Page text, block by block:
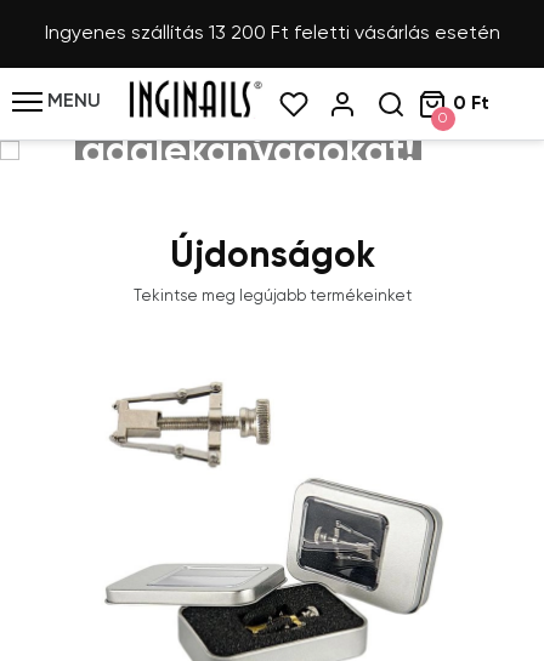
Ingyenes szállítás 13 200 Ft feletti vásárlás esetén
MENU
0
0 Ft
folyékony
adalékanyagokat!
VÁSÁRLÁSÚjdonságok
Tekintse meg legújabb termékeinket